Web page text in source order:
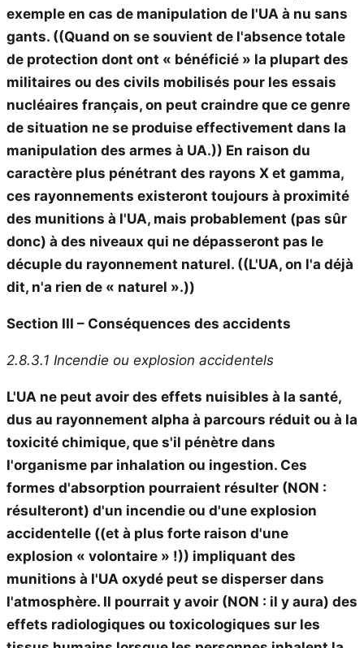
exemple en cas de manipulation de l'UA à nu sans
gants. ((Quand on se souvient de l'absence totale
de protection dont ont « bénéficié » la plupart des
militaires ou des civils mobilisés pour les essais
nucléaires français, on peut craindre que ce genre
de situation ne se produise effectivement dans la
manipulation des armes à UA.)) En raison du
caractère plus pénétrant des rayons X et gamma,
ces rayonnements existeront toujours à proximité
des munitions à l'UA, mais probablement (pas sûr
donc) à des niveaux qui ne dépasseront pas le
décuple du rayonnement naturel. ((L'UA, on l'a déjà
dit, n'a rien de « naturel ».))
Section III – Conséquences des accidents
2.8.3.1 Incendie ou explosion accidentels
L'UA ne peut avoir des effets nuisibles à la santé,
dus au rayonnement alpha à parcours réduit ou à la
toxicité chimique, que s'il pénètre dans
l'organisme par inhalation ou ingestion. Ces
formes d'absorption pourraient résulter (NON :
résulteront) d'un incendie ou d'une explosion
accidentelle ((et à plus forte raison d'une
explosion « volontaire » !)) impliquant des
munitions à l'UA oxydé peut se disperser dans
l'atmosphère. Il pourrait y avoir (NON : il y aura) des
effets radiologiques ou toxicologiques sur les